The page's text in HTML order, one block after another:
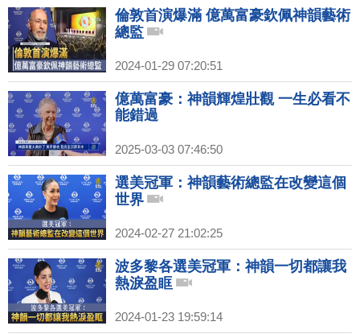
倫敦首演爆滿 億萬富豪欽佩神韻藝術
總監
2024-01-29 07:20:51
億萬富豪：神韻輝煌壯觀 一生必看不
能錯過
2025-03-03 07:46:50
選美冠軍：神韻藝術總監在改變這個
世界
2024-02-27 21:02:25
波多黎各選美冠軍：神韻一切都讓我
熱淚盈眶
2024-01-23 19:59:14